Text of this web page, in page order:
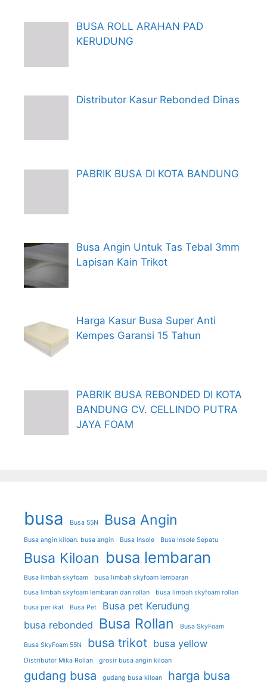
BUSA ROLL ARAHAN PAD
KERUDUNG
Distributor Kasur Rebonded Dinas
PABRIK BUSA DI KOTA BANDUNG
Busa Angin Untuk Tas Tebal 3mm
Lapisan Kain Trikot
Harga Kasur Busa Super Anti
Kempes Garansi 15 Tahun
PABRIK BUSA REBONDED DI KOTA
BANDUNG CV. CELLINDO PUTRA
JAYA FOAM
busa Busa 55N Busa Angin
Busa angin kiloan. busa angin Busa Insole Busa Insole Sepatu
Busa Kiloan busa lembaran
Busa limbah skyfoam
busa limbah skyfoam lembaran
busa limbah skyfoam lembaran dan rollan
busa limbah skyfoam rollan
busa per ikat
Busa Pet
Busa pet Kerudung
busa rebonded
Busa Rollan Busa SkyFoam
Busa SkyFoam 55N busa trikot busa yellow
Distributor Mika Rollan grosir busa angin kiloan
gudang busa gudang busa kiloan harga busa